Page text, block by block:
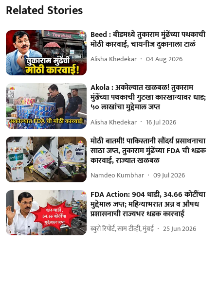
Related Stories
Beed : बीडमध्ये तुकाराम मुंढेंच्या पथकाची
मोठी कारवाई, चायनीज दुकानाला टाळं
Alisha Khedekar 04 Aug 2026
Akola : अकोल्यात खळबळ! तुकाराम
मुंढेंच्या पथकाची गुटखा कारखान्यावर धाड;
५० लाखांचा मुद्देमाल जप्त
Alisha Khedekar 16 Jul 2026
मोठी बातमी! पाकिस्तानी सौंदर्य प्रसाधनाचा
साठा जप्त, तुकाराम मुंढेंच्या FDA ची धडक
कारवाई, राज्यात खळबळ
Namdeo Kumbhar 09 Jul 2026
FDA Action: 904 धाडी, 34.66 कोटींचा
मुद्देमाल जप्त; महिन्याभरात अन्न व औषध
प्रशासनाची राज्यभर धडक कारवाई
ब्युरो रिपोर्ट, साम टीव्ही, मुंबई 25 Jun 2026